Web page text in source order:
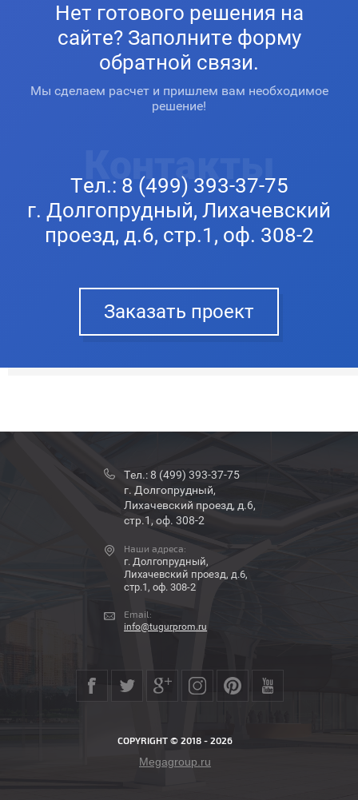
Нет готового решения на
сайте? Заполните форму
обратной связи.
Мы сделаем расчет и пришлем вам необходимое
решение!
Контакты
Тел.: 8 (499) 393-37-75
г. Долгопрудный, Лихачевский
проезд, д.6, стр.1, оф. 308-2
Заказать проект
Тел.:8 (499) 393-37-75
г. Долгопрудный,
Лихачевский проезд, д.6,
стр.1, оф. 308-2
Наши адреса:
г. Долгопрудный,
Лихачевский проезд, д.6,
стр.1, оф. 308-2
Email:
info@tugurprom.ru
COPYRIGHT © 2018 - 2026
Megagroup.ru